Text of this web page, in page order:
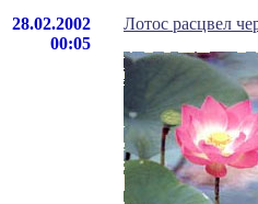
28.02.2002
00:05
Лотос расцвел